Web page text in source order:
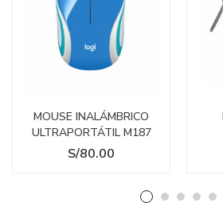
MOUSE INALÁMBRICO
ULTRAPORTÁTIL M187
Precio
S/80.00